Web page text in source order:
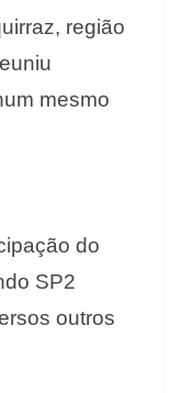
região
mesmo
do
SP2
outros